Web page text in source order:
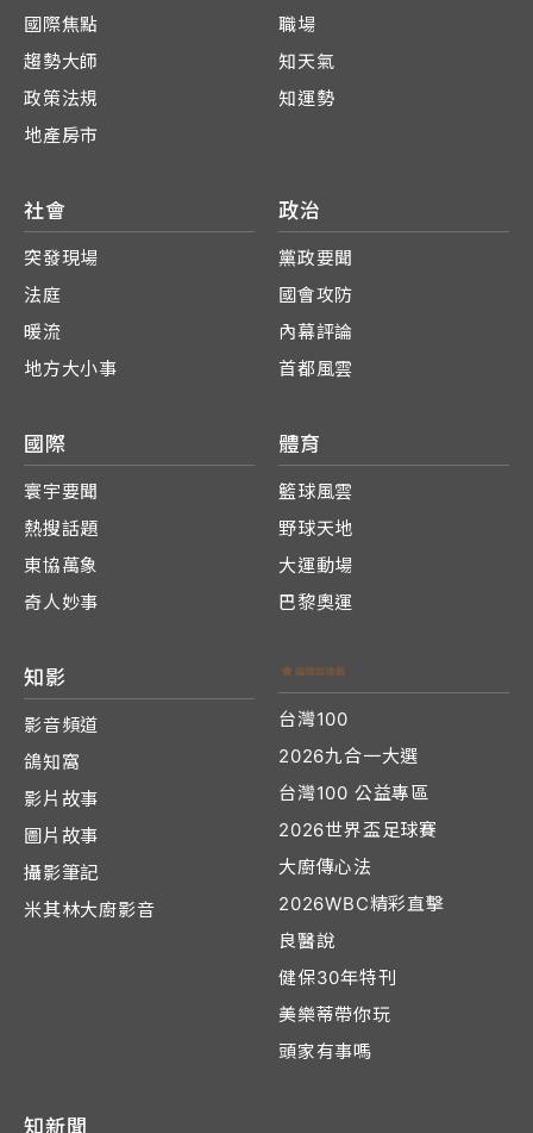
國際焦點
趨勢大師
政策法規
地產房市
職場
知天氣
知運勢
社會
突發現場
法庭
暖流
地方大小事
政治
黨政要聞
國會攻防
內幕評論
首都風雲
國際
寰宇要聞
熱搜話題
東協萬象
奇人妙事
體育
籃球風雲
野球天地
大運動場
巴黎奧運
知影
影音頻道
鴿知窩
影片故事
圖片故事
攝影筆記
米其林大廚影音
台灣100
2026九合一大選
台灣100 公益專區
2026世界盃足球賽
大廚傳心法
2026WBC精彩直擊
良醫說
健保30年特刊
美樂蒂帶你玩
頭家有事嗎
知新聞